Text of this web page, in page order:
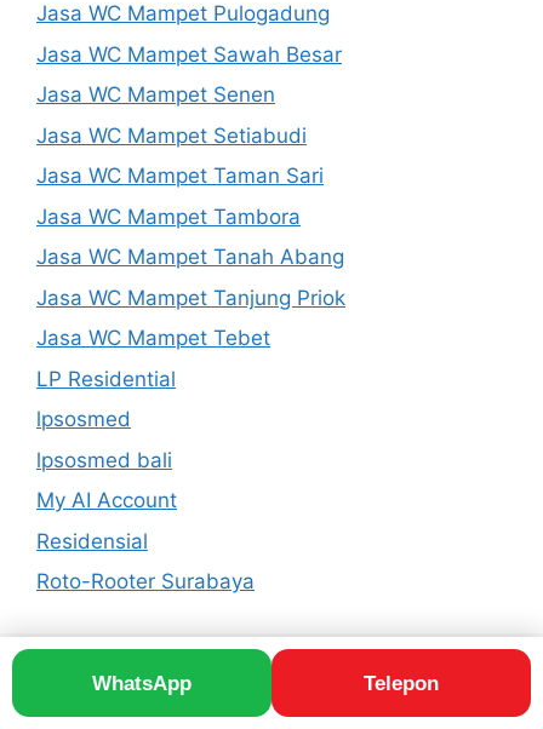
WhatsApp Telepon
Jasa WC Mampet Pulogadung
Jasa WC Mampet Sawah Besar
Jasa WC Mampet Senen
Jasa WC Mampet Setiabudi
Jasa WC Mampet Taman Sari
Jasa WC Mampet Tambora
Jasa WC Mampet Tanah Abang
Jasa WC Mampet Tanjung Priok
Jasa WC Mampet Tebet
LP Residential
lpsosmed
lpsosmed bali
My AI Account
Residensial
Roto-Rooter Surabaya
© 2026 Roto-Rooter Drain Service | Ducting Cleaning
• Dibangun denganGeneratePress